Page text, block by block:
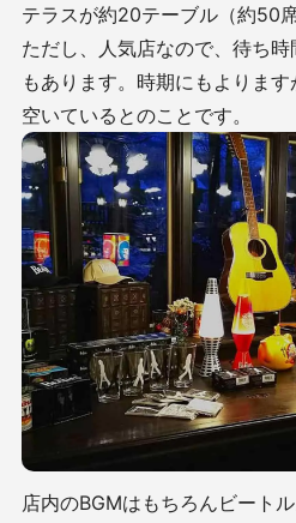
テラスが約20テーブル（約50
ただし、人気店なので、待ち
もあります。時期にもよりま
空いているとのことです。
店内のBGMはもちろんビート